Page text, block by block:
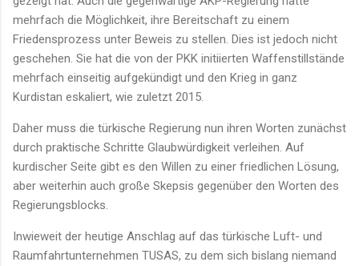
mehrfach die Möglichkeit, ihre Bereitschaft zu einem
Friedensprozess unter Beweis zu stellen. Dies ist jedoch nicht
geschehen. Sie hat die von der PKK initiierten Waffenstillstände
mehrfach einseitig aufgekündigt und den Krieg in ganz
Kurdistan eskaliert, wie zuletzt 2015.
Daher muss die türkische Regierung nun ihren Worten zunächst
durch praktische Schritte Glaubwürdigkeit verleihen. Auf
kurdischer Seite gibt es den Willen zu einer friedlichen Lösung,
aber weiterhin auch große Skepsis gegenüber den Worten des
Regierungsblocks.
Inwieweit der heutige Anschlag auf das türkische Luft- und
Raumfahrtunternehmen TUSAS, zu dem sich bislang niemand